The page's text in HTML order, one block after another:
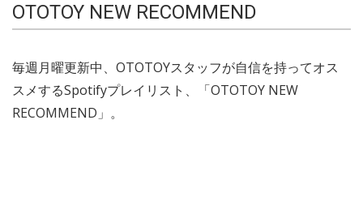
OTOTOY NEW RECOMMEND
毎週月曜更新中、OTOTOYスタッフが自信を持ってオス
スメするSpotifyプレイリスト、「OTOTOY NEW
RECOMMEND」。